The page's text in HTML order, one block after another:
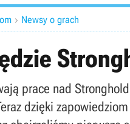
 Newsy o grach
prace nad
dzięki